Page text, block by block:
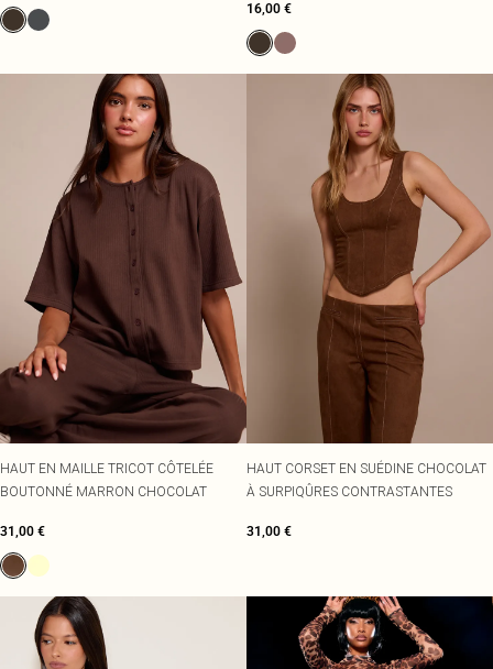
16,00 €
HAUT EN MAILLE TRICOT CÔTELÉE
BOUTONNÉ MARRON CHOCOLAT
31,00 €
HAUT CORSET EN SUÉDINE CHOCOLAT
À SURPIQÛRES CONTRASTANTES
31,00 €